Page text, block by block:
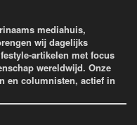
mediahuis,
wij dagelijks
artikelen met focus
wereldwijd. Onze
en columnisten, actief in